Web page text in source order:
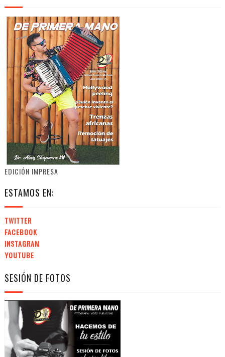
EDICIÓN IMPRESA
ESTAMOS EN:
TWITTER
FACEBOOK
INSTAGRAM
YOUTUBE
SESIÓN DE FOTOS